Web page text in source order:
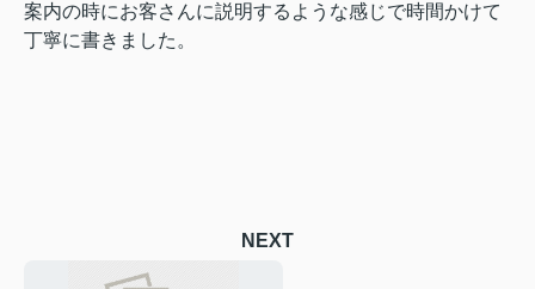
案内の時にお客さんに説明するような感じで時間かけて
丁寧に書きました。
NEXT